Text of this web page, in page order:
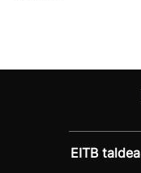
EITB taldea